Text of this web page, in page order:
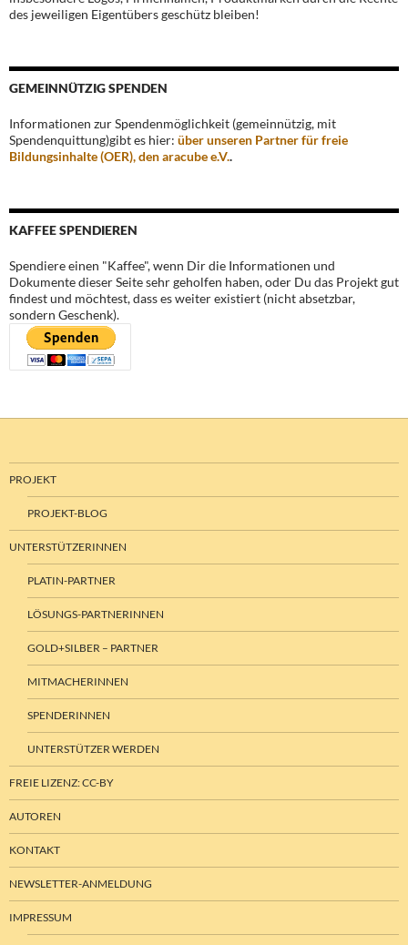
des jeweiligen Eigentübers geschütz bleiben!
GEMEINNÜTZIG SPENDEN
Informationen zur Spendenmöglichkeit (gemeinnützig, mit
Spendenquittung)gibt es hier: über unseren Partner für freie
Bildungsinhalte (OER), den aracube e.V..
KAFFEE SPENDIEREN
Spendiere einen "Kaffee", wenn Dir die Informationen und
Dokumente dieser Seite sehr geholfen haben, oder Du das Projekt gut
findest und möchtest, dass es weiter existiert (nicht absetzbar,
sondern Geschenk).
PROJEKT
PROJEKT-BLOG
UNTERSTÜTZERINNEN
PLATIN-PARTNER
LÖSUNGS-PARTNERINNEN
GOLD+SILBER – PARTNER
MITMACHERINNEN
SPENDERINNEN
UNTERSTÜTZER WERDEN
FREIE LIZENZ: CC-BY
AUTOREN
KONTAKT
NEWSLETTER-ANMELDUNG
IMPRESSUM